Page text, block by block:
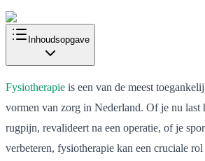
Inhoudsopgave
Fysiotherapie is een van de meest
vormen van zorg in Nederland. Of je nu last
rugpijn, revalideert na een operatie, of je
verbeteren, fysiotherapie kan een cruciale